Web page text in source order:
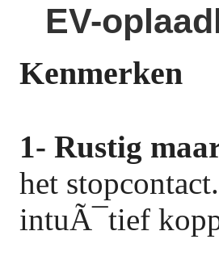
EV-
Kenmerken
1- Rustig
het
intuÃ¯tief